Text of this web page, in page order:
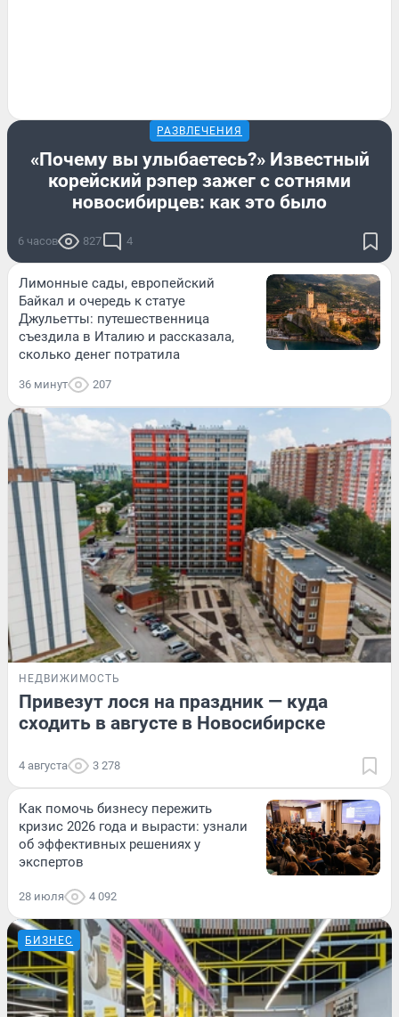
РАЗВЛЕЧЕНИЯ
«Почему вы улыбаетесь?» Известный
корейский рэпер зажег с сотнями
новосибирцев: как это было
6 часов 827 4
Лимонные сады, европейский
Байкал и очередь к статуе
Джульетты: путешественница
съездила в Италию и рассказала,
сколько денег потратила
36 минут 207
НЕДВИЖИМОСТЬ
Привезут лося на праздник — куда
сходить в августе в Новосибирске
4 августа 3 278
Как помочь бизнесу пережить
кризис 2026 года и вырасти: узнали
об эффективных решениях у
экспертов
28 июля 4 092
БИЗНЕС